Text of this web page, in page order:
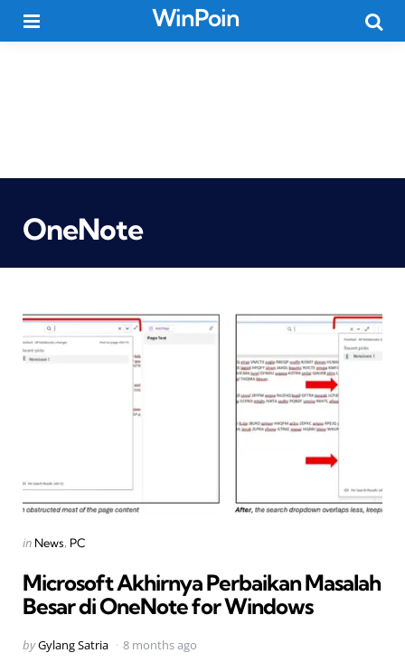
WinPoin
OneNote
Categories
Posted
in News PC
Microsoft Akhirnya Perbaikan Masalah
Besar di OneNote for Windows
Posted
byGylang Satria 8 months ago